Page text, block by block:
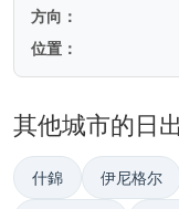
方向：
位置：
其他城市的日
什錦 伊尼格尔